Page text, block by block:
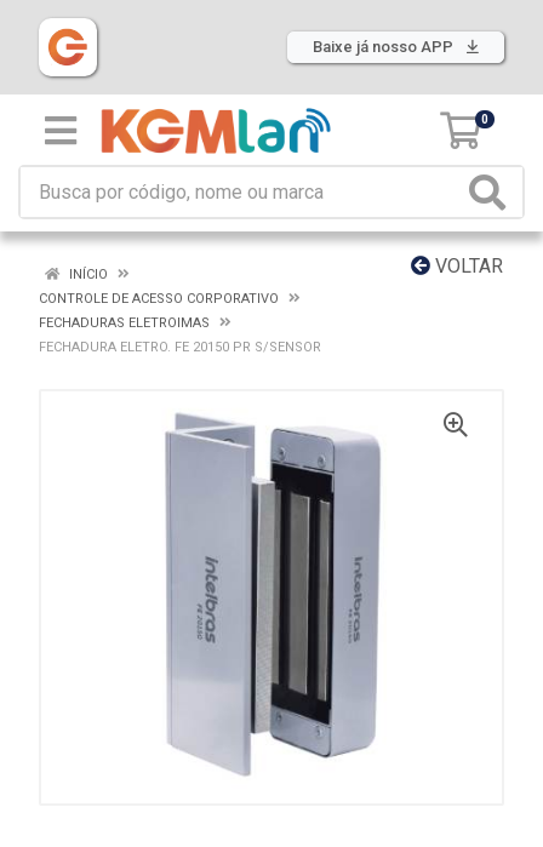
Baixe já nosso APP
0
VOLTAR
INÍCIO
CONTROLE DE ACESSO CORPORATIVO
FECHADURAS ELETROIMAS
FECHADURA ELETRO. FE 20150 PR S/SENSOR